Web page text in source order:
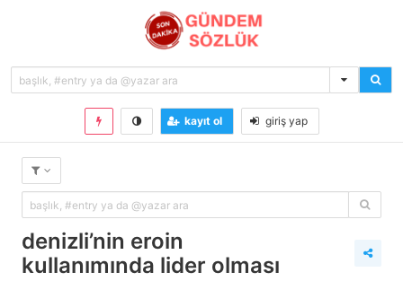
kayıt ol giriş yap
denizli’nin eroin
kullanımında lider olması